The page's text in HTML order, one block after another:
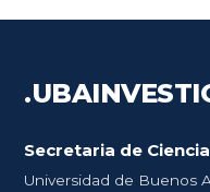
.UBA
Secretaria de
Universidad de Buenos